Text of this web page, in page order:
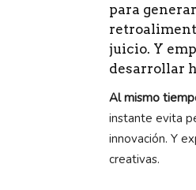
para
juicio. Y
desarrollar
Al mismo
instante evita
innovación. Y
creativas.